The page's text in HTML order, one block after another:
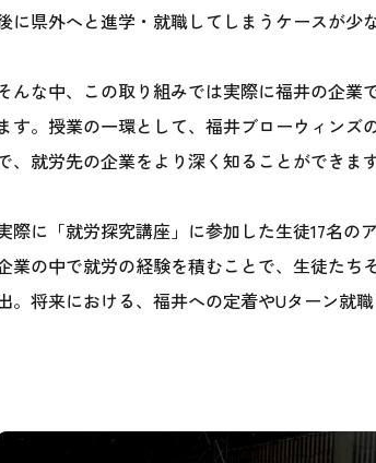
に県外へと進学・就職してしまうケースが少
んな中、この取り組みでは実際に福井の企
ます。授業の一環として、福井ブローウィン
、就労先の企業をより深く知ることができます
際に「就労探究講座」に参加した生徒17名の
業の中で就労の経験を積むことで、生徒たち
。将来における、福井への定着やUターン就職